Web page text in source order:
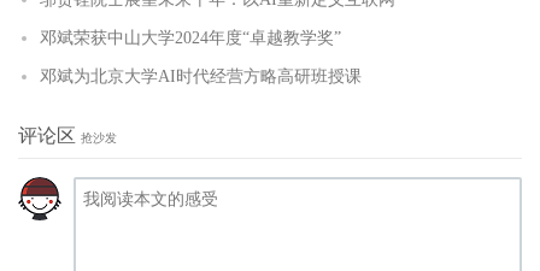
邓斌荣获中山大学2024年度“卓越教学奖”
邓斌为北京大学AI时代经营方略高研班授课
评论区 抢沙发